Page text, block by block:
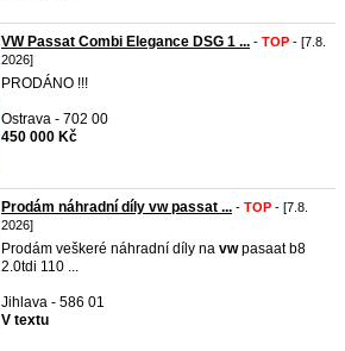
VW Passat Combi Elegance DSG 1 ... - TOP - [7.8.
2026]
PRODÁNO !!!
Ostrava - 702 00
450 000 Kč
Prodám náhradní díly vw passat ... - TOP - [7.8.
2026]
Prodám veškeré náhradní díly na vwpasaat b8
2.0tdi 110 ...
Jihlava - 586 01
V textu